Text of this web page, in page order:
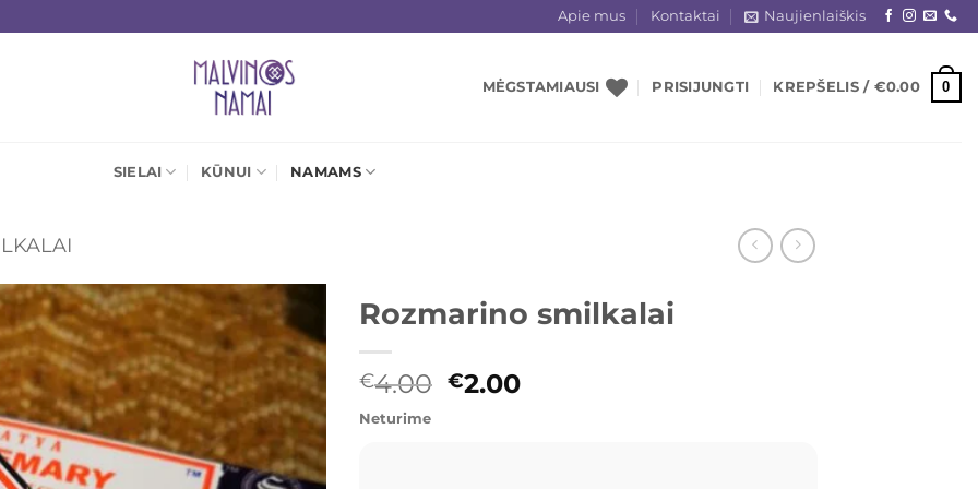
Apie mus Kontaktai Naujienlaiškis
MĖGSTAMIAUSI PRISIJUNGTI KREPŠELIS / €0.00 0
SIELAI KŪNUI NAMAMS
Mėgstamiausias
Rozmarino smilkalai
€4.00 Original
€2.00Current
Neturime